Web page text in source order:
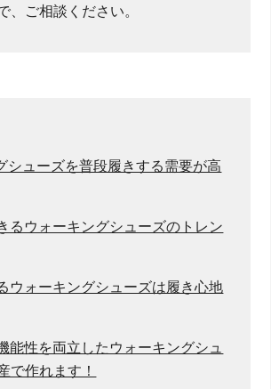
、ご相談ください。
シューズを普段履きする需要が高
るウォーキングシューズのトレン
ウォーキングシューズは履き心地
能性を両立したウォーキングシュ
で作れます！